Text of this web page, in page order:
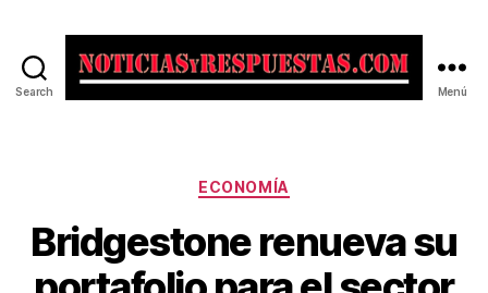
Search Menú
Categorías
ECONOMÍA
Bridgestone renueva su